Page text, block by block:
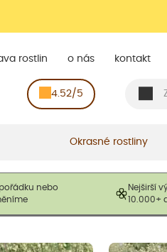
rostlin o nás kontakt
4.52/5
Okrasné rostliny
nebo
Nejširší
10.000+
pouze pro ilustrační účely a mají
dodávány v dormantním stavu a